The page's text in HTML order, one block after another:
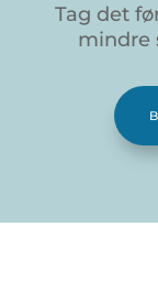
Tag det
mindre